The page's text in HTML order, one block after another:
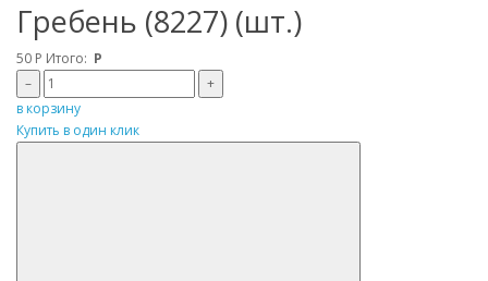
Гребень (8227) (шт.)
50 Р Итого: Р
–
+
в корзину
Купить в один клик